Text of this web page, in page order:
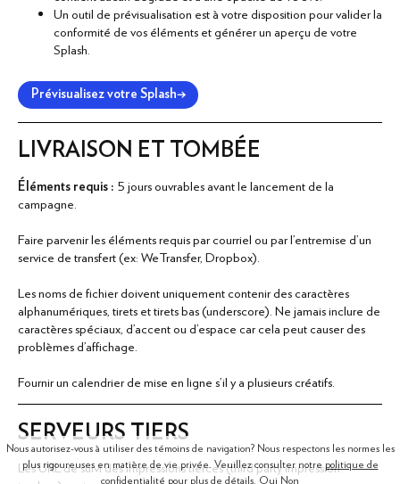
Un outil de prévisualisation est à votre disposition pour valider la
conformité de vos éléments et générer un aperçu de votre
Splash.
Prévisualisez votre Splash→
LIVRAISON ET TOMBÉE
Éléments requis : 5 jours ouvrables avant le lancement de la
campagne.
Faire parvenir les éléments requis par courriel ou par l'entremise d'un
service de transfert (ex: WeTransfer, Dropbox).
Les noms de fichier doivent uniquement contenir des caractères
alphanumériques, tirets et tirets bas (underscore). Ne jamais inclure de
caractères spéciaux, d'accent ou d'espace car cela peut causer des
problèmes d'affichage.
Fournir un calendrier de mise en ligne s'il y a plusieurs créatifs.
SERVEURS TIERS
Les URL de suivi des impressions tierces (third party impression
Nous autorisez-vous à utiliser des témoins de navigation? Nous respectons les normes les
plus rigoureuses en matière de vie privée. Veuillez consulter notrepolitique de
confidentialité pour plus de détails. Oui Non